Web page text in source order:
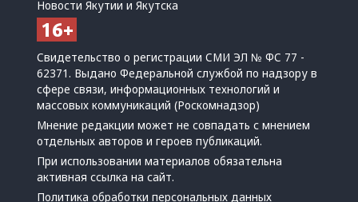
Новости Якутии и Якутска
Свидетельство о регистрации СМИ ЭЛ № ФС 77 -
62371. Выдано Федеральной службой по надзору в
сфере связи, информационных технологий и
массовых коммуникаций (Роскомнадзор)
Мнение редакции может не совпадать с мнением
отдельных авторов и героев публикаций.
При использовании материалов обязательна
активная ссылка на сайт.
Политика обработки персональных данных